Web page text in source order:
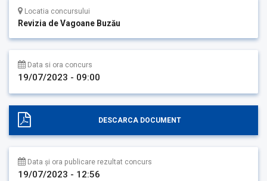
Locatia concursului
Revizia de Vagoane Buzău
Data si ora concurs
19/07/2023 - 09:00
DESCARCA DOCUMENT
Data și ora publicare rezultat concurs
19/07/2023 - 12:56